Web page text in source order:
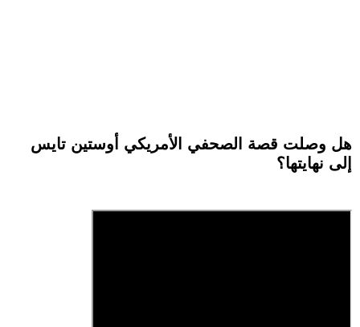
هل وصلت قصة الصحفي الأمريكي أوستين تايس
إلى نهايتها؟